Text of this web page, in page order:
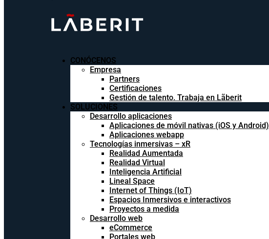
CONÓCENOS
Empresa
Partners
Certificaciones
Gestión de talento. Trabaja en Lãberit
SOLUCIONES
Desarrollo aplicaciones
Aplicaciones de móvil nativas (iOS y Android)
Aplicaciones webapp
Tecnologías inmersivas – xR
Realidad Aumentada
Realidad Virtual
Inteligencia Artificial
Lineal Space
Internet of Things (IoT)
Espacios Inmersivos e interactivos
Proyectos a medida
Desarrollo web
eCommerce
Portales web